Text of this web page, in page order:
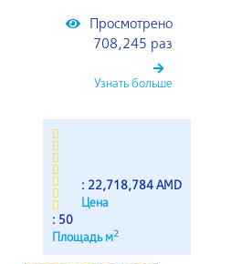
Просмотрено
708,245 раз
Узнать больше
Цена
: 22,718,784 AMD
Площадь м2
: 50